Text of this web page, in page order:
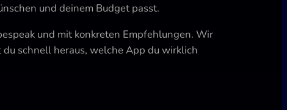
und deinem Budget passt.
und mit konkreten Empfehlungen. Wir
schnell heraus, welche App du wirklich